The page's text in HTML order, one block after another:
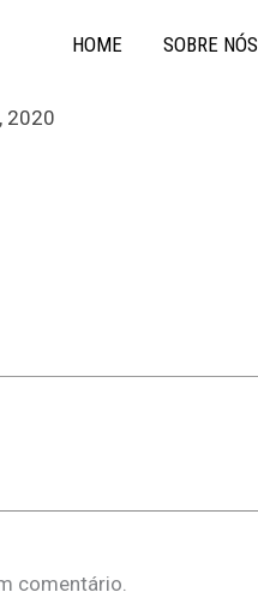
HOME SOBRE NÓS
2020
comentário.